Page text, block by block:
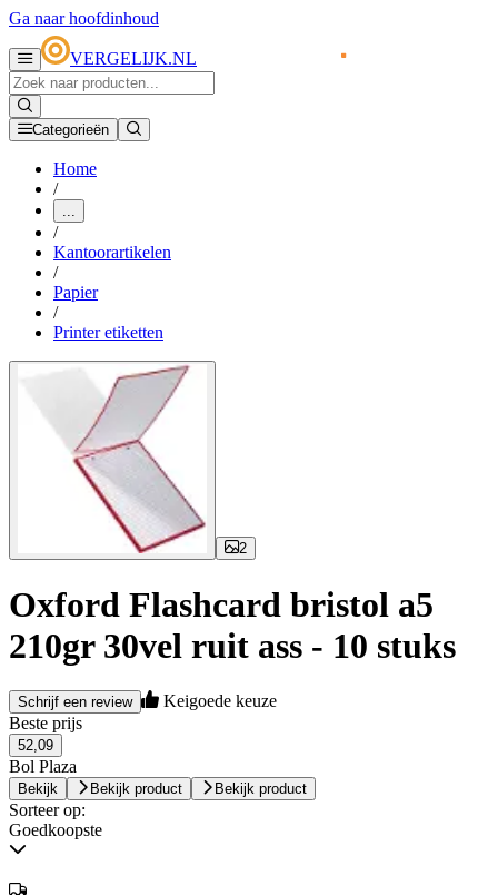
Ga naar hoofdinhoud
VERGELIJK.NL
Categorieën
Home
/
...
/
Kantoorartikelen
/
Papier
/
Printer etiketten
2
Oxford Flashcard bristol a5
210gr 30vel ruit ass - 10 stuks
Schrijf een review
Keigoede keuze
Beste prijs
52,09
Bol Plaza
Bekijk Bekijk product Bekijk product
Sorteer op:
Goedkoopste